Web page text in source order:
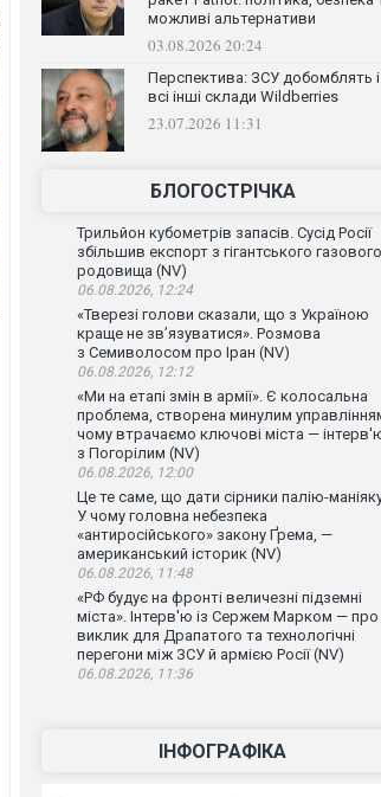
можливі альтернативи
03.08.2026 20:24
Перспектива: ЗСУ добомблять і
всі інші склади Wildberries
23.07.2026 11:31
БЛОГОСТРІЧКА
Трильйон кубометрів запасів. Сусід Росії
збільшив експорт з гігантського газового
родовища (NV)
06.08.2026, 12:24
«Тверезі голови сказали, що з Україною
краще не зв’язуватися». Розмова
з Семиволосом про Іран (NV)
06.08.2026, 12:12
«Ми на етапі змін в армії». Є колосальна
проблема, створена минулим
чому втрачаємо ключові міста —
з Погорілим (NV)
06.08.2026, 12:00
Це те саме, що дати сірники палію-
У чому головна небезпека
«антиросійського» закону Ґрема, —
американський історик (NV)
06.08.2026, 11:48
«РФ будує на фронті величезні підземні
міста». Інтерв'ю із Сержем Марком — про
виклик для Драпатого та технологічні
перегони між ЗСУ й армією Росії (NV)
06.08.2026, 11:36
ІНФОГРАФІКА